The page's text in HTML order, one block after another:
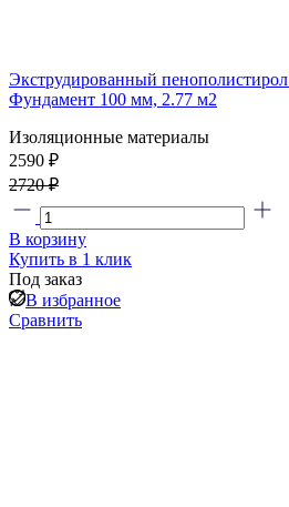
Экструдированный
Фундамент 100 мм, 2.77 м2
Изоляционные материалы
2590 ₽
2720 ₽
В корзину
Купить в 1 клик
Под заказ
В избранное
Сравнить